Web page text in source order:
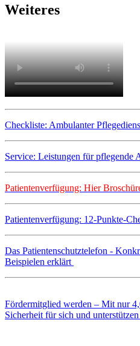
Weiteres
Checkliste: Ambulanter
Service: Leistungen für pflegende
Patientenverfügung: Hier
Patientenverfügung: 12-Punkte-
Das Patientenschutztelefon -
Beispielen erklärt
Fördermitglied werden – Mit nur
Sicherheit für sich und